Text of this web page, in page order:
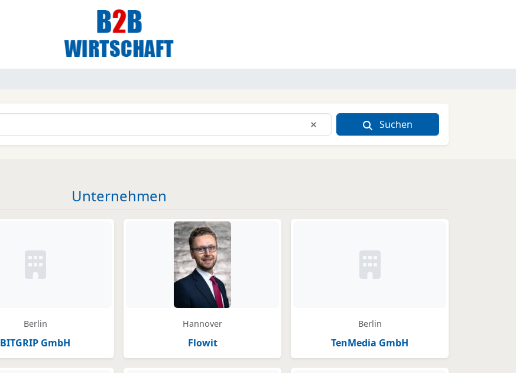
Eingabe löschen
Suchen
Unternehmen
Kein Bild oder Logo hinterlegt
Berlin
BITGRIP GmbH
Hannover
Flowit
Kein Bild oder Logo hinterlegt
Berlin
TenMedia GmbH